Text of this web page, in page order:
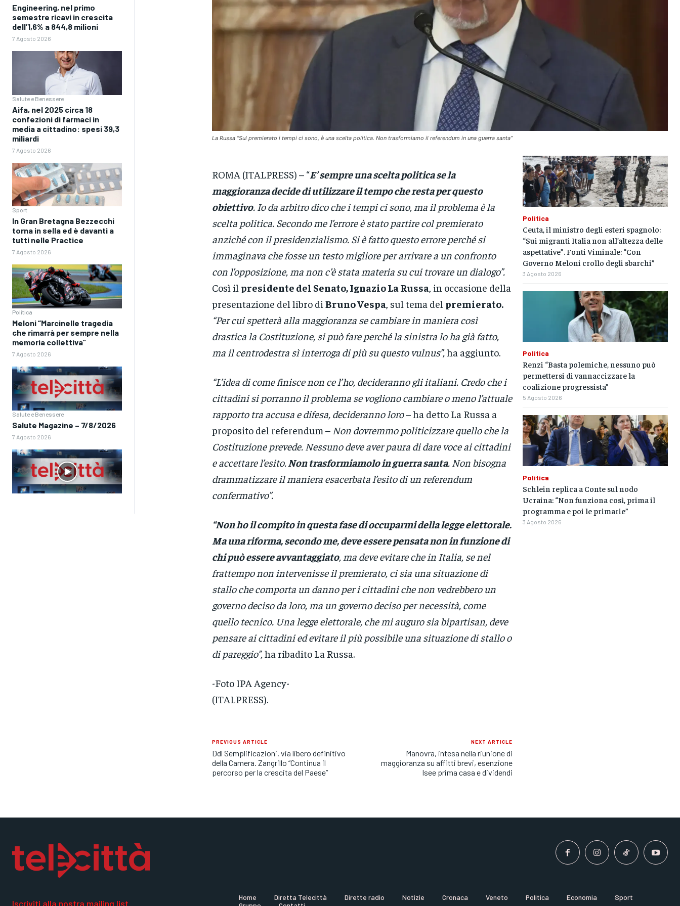
Engineering, nel primo
semestre ricavi in crescita
dell’1,6% a 844,8 milioni
7 Agosto 2026
Salute e Benessere
Aifa, nel 2025 circa 18
confezioni di farmaci in
media a cittadino: spesi 39,3
miliardi
7 Agosto 2026
Sport
In Gran Bretagna Bezzecchi
torna in sella ed è davanti a
tutti nelle Practice
7 Agosto 2026
Politica
Meloni “Marcinelle tragedia
che rimarrà per sempre nella
memoria collettiva”
7 Agosto 2026
Salute e Benessere
Salute Magazine – 7/8/2026
7 Agosto 2026
La Russa “Sul premierato i tempi ci sono, è una scelta politica. Non trasformiamo il referendum in una guerra santa”
ROMA (ITALPRESS) – “E’ sempre una scelta politica se la
maggioranza decide di utilizzare il tempo che resta per questo
obiettivo. Io da arbitro dico che i tempi ci sono, ma il problema è la
scelta politica. Secondo me l’errore è stato partire col premierato
anziché con il presidenzialismo. Si è fatto questo errore perché si
immaginava che fosse un testo migliore per arrivare a un confronto
con l’opposizione, ma non c’è stata materia su cui trovare un dialogo”.
Così il presidente del Senato, Ignazio La Russa, in occasione della
presentazione del libro di Bruno Vespa, sul tema del premierato.
“Per cui spetterà alla maggioranza se cambiare in maniera così
drastica la Costituzione, si può fare perché la sinistra lo ha già fatto,
ma il centrodestra sì interroga di più su questo vulnus”,ha aggiunto.
“L’idea di come finisce non ce l’ho, decideranno gli italiani. Credo che i
cittadini si porranno il problema se vogliono cambiare o meno l’attuale
rapporto tra accusa e difesa, decideranno loro– ha detto La Russa a
proposito del referendum –Non dovremmo politicizzare quello che la
Costituzione prevede. Nessuno deve aver paura di dare voce ai cittadini
e accettare l’esito.Non trasformiamolo in guerra santa. Non bisogna
drammatizzare il maniera esacerbata l’esito di un referendum
confermativo”.
“Non ho il compito in questa fase di occuparmi della legge elettorale.
Ma una riforma, secondo me, deve essere pensata non in funzione di
chi può essere avvantaggiato, ma deve evitare che in Italia, se nel
frattempo non intervenisse il premierato, ci sia una situazione di
stallo che comporta un danno per i cittadini che non vedrebbero un
governo deciso da loro, ma un governo deciso per necessità, come
quello tecnico. Una legge elettorale, che mi auguro sia bipartisan, deve
pensare ai cittadini ed evitare il più possibile una situazione di stallo o
di pareggio”,ha ribadito La Russa.
-Foto IPA Agency-
(ITALPRESS).
PREVIOUS ARTICLE
Ddl Semplificazioni, via libero definitivo
della Camera. Zangrillo “Continua il
percorso per la crescita del Paese”
NEXT ARTICLE
Manovra, intesa nella riunione di
maggioranza su affitti brevi, esenzione
Isee prima casa e dividendi
Politica
Ceuta, il ministro degli esteri spagnolo:
“Sui migranti Italia non all’altezza delle
aspettative”. Fonti Viminale: “Con
Governo Meloni crollo degli sbarchi”
3 Agosto 2026
Politica
Renzi “Basta polemiche, nessuno può
permettersi di vannaccizzare la
coalizione progressista”
5 Agosto 2026
Politica
Schlein replica a Conte sul nodo
Ucraina: “Non funziona così, prima il
programma e poi le primarie”
3 Agosto 2026
Iscriviti alla nostra mailing list
Home Diretta Telecittà Dirette radio Notizie Cronaca Veneto Politica Economia
Sport